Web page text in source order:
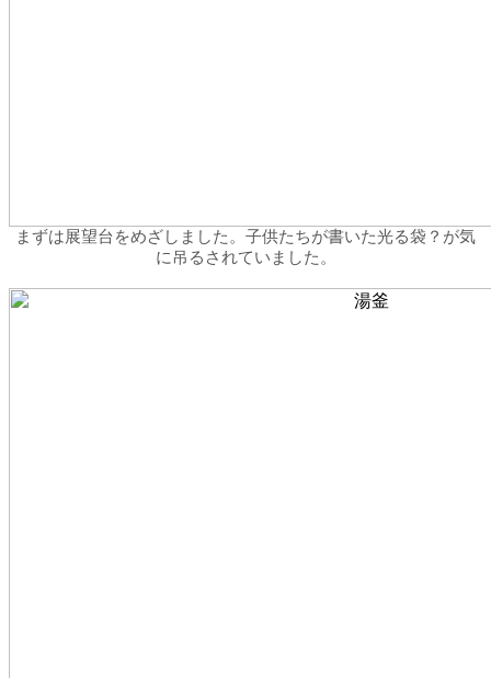
まずは展望台をめざしました。子供たちが書いた光る袋？が気
に吊るされていました。